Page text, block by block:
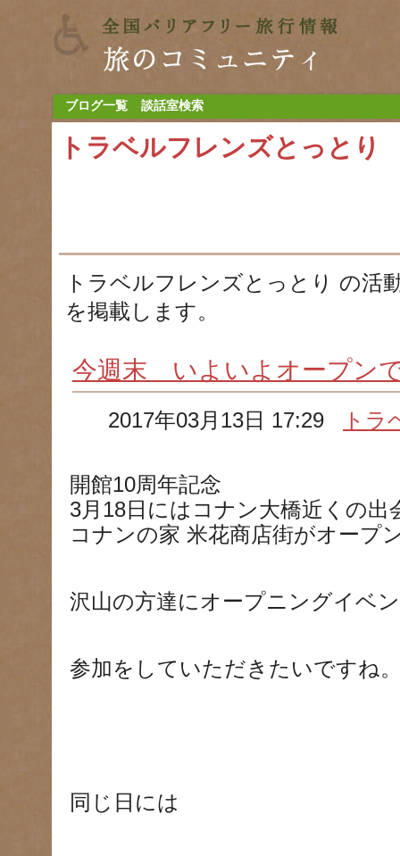
ブログ一覧 談話室検索
トラベルフレンズとっとり
トラベルフレンズとっとり の活
を掲載します。
今週末 いよいよオープ
2017年03月13日 17:29 トラ
開館10周年記念
3月18日にはコナン大橋近くの出
コナンの家 米花商店街がオープ
沢山の方達にオープニングイベ
参加をしていただきたいですね
同じ日には